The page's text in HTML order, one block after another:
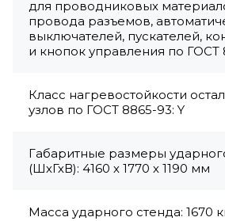
для проводниковых
провода разъемов,
выключателей, пускателей,
и кнопок управления по ГОСТ
Класс нагревостойкости
узлов по ГОСТ 8865-93: Y
Габаритные размеры
(ШхГхВ): 4160 х 1770 х 1190 мм
Масса ударного стенда: 1670